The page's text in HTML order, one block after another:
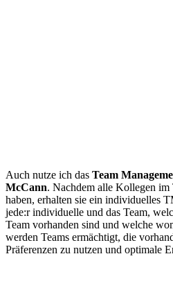
Auch nutze ich das Team
McCann. Nachdem alle Kollegen im
haben, erhalten sie ein individuelles
jede:r individuelle und das Team,
Team vorhanden sind und welche
werden Teams ermächtigt, die
Präferenzen zu nutzen und optimale